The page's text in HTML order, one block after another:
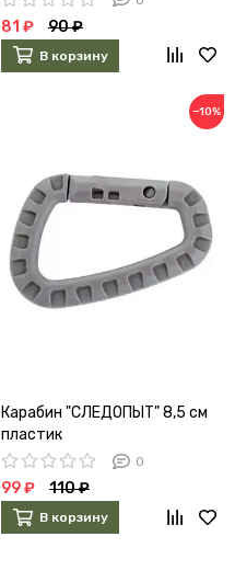
81 ₽ 90 ₽
В корзину
−10%
Карабин "СЛЕДОПЫТ" 8,5 см
пластик
0
99 ₽ 110 ₽
В корзину